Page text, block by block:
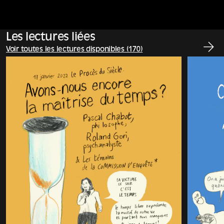
Les lectures liées
Voir toutes les lectures disponibles (170)